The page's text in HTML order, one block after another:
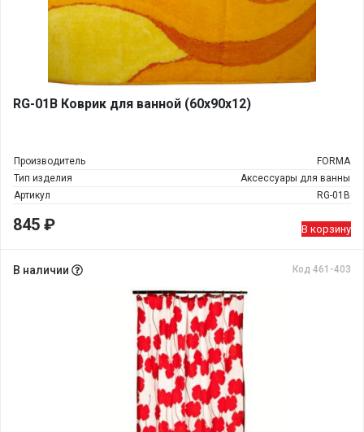
RG-01В Коврик для ванной (60х90х12)
Производитель
FORMA
Тип изделия
Аксессуары для ванны
Артикул
RG-01В
845 ₽ В корзину
В наличии Код 461-403